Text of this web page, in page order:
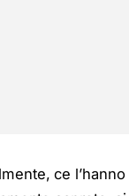
ce l’hanno